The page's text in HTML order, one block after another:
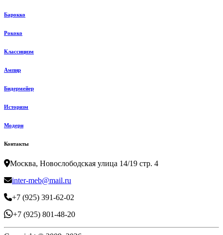
Барокко
Рококо
Классицизм
Ампир
Бидермейер
Историзм
Модерн
Контакты
Москва, Новослободская улица 14/19 стр. 4
inter-meb@mail.ru
+7 (925) 391-62-02
+7 (925) 801-48-20